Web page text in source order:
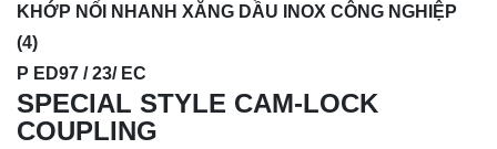
KHỚP NỐI NHANH XĂNG DẦU INOX CÔNG NGHIỆP
(4)
P ED97 / 23/ EC
SPECIAL STYLE CAM-LOCK
COUPLING